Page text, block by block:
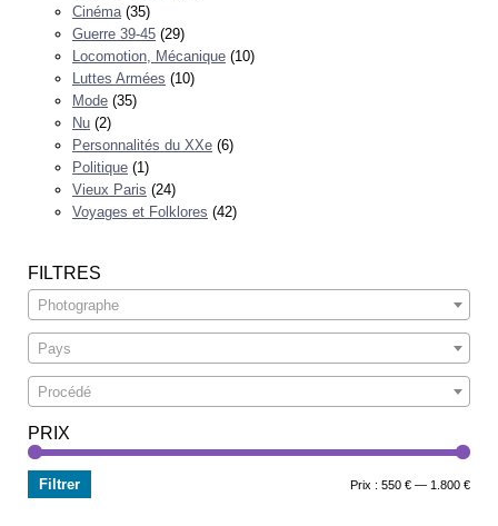
Cinéma (35)
Guerre 39-45 (29)
Locomotion, Mécanique (10)
Luttes Armées (10)
Mode (35)
Nu (2)
Personnalités du XXe (6)
Politique (1)
Vieux Paris (24)
Voyages et Folklores (42)
FILTRES
Photographe
Pays
Procédé
PRIX
Prix
Prix
Filtrer Prix : 550 € — 1.800 €